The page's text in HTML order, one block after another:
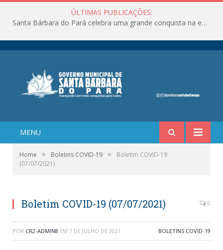
ÚLTIMAS PUBLICAÇÕES:
Santa Bárbara do Pará celebra uma grande conquista na educação!
MENU
Home » Boletins COVID-19 »
Boletim COVID-19
(07/07/2021)
Boletim COVID-19 (07/07/2021) 0
POR CR2-ADMIN8 EM 7 DE JULHO DE 2021 BOLETINS COVID-19